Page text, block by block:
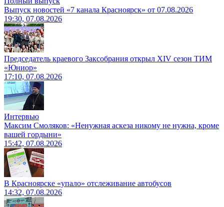
Выпуск новостей «7 канала Красноярск» от 07.08.2026
19:30, 07.08.2026
Председатель краевого Заксобрания открыл XIV сезон ТИМ
«Юниор»
17:10, 07.08.2026
Интервью
Максим Смоляков: «Ненужная аскеза никому не нужна, кроме
вашей гордыни»
15:42, 07.08.2026
В Красноярске «упало» отслеживание автобусов
14:32, 07.08.2026